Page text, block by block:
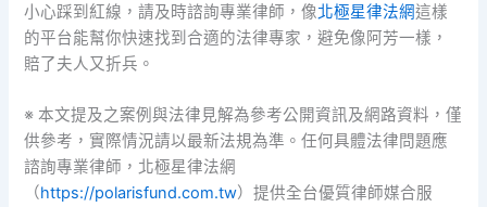
小心踩到紅線，請及時諮詢專業律師，像北極星律法網這樣
的平台能幫你快速找到合適的法律專家，避免像阿芳一樣，
賠了夫人又折兵。
※ 本文提及之案例與法律見解為參考公開資訊及網路資料，僅
供參考，實際情況請以最新法規為準。任何具體法律問題應
諮詢專業律師，北極星律法網
（https://polarisfund.com.tw）提供全台優質律師媒合服